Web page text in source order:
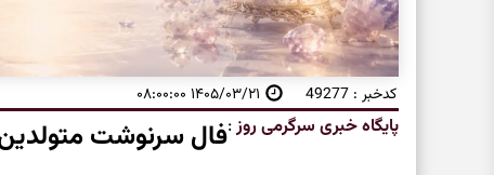
کدخبر : 49277 ۱۴۰۵/۰۳/۲۱ ۰۸:۰۰:۰۰
پایگاه خبری سرگرمی روز:فال سرنوشت